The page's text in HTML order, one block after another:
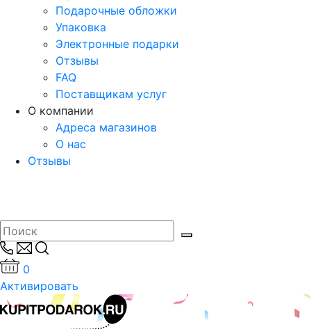
Подарочные обложки
Упаковка
Электронные подарки
Отзывы
FAQ
Поставщикам услуг
О компании
Адреса магазинов
О нас
Отзывы
0
Активировать